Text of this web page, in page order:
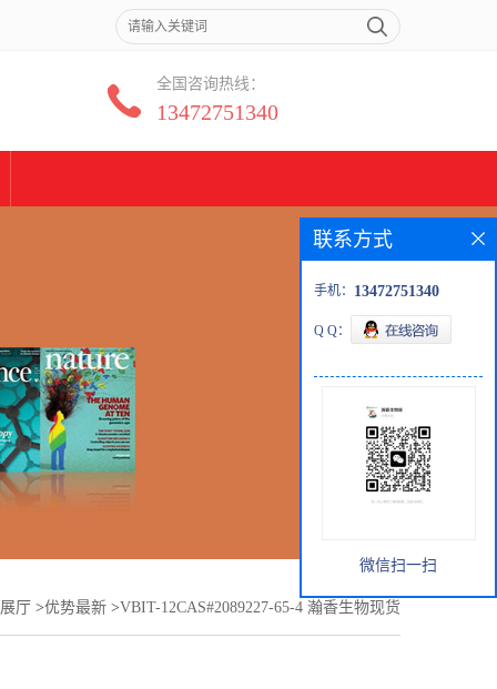
全国咨询热线：
13472751340
厅 >优势最新 >VBIT-12CAS#2089227-65-4 瀚香生物现货
联系方式
手机： 13472751340
Q Q：
微信扫一扫